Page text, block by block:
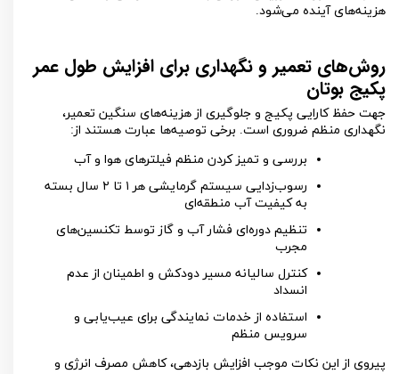
هزینه‌های آینده می‌شود.
روش‌های تعمیر و نگهداری برای افزایش طول عمر
پکیج بوتان
جهت حفظ کارایی پکیج و جلوگیری از هزینه‌های سنگین تعمیر،
نگهداری منظم ضروری است. برخی توصیه‌ها عبارت هستند از:
بررسی و تمیز کردن منظم فیلترهای هوا و آب
رسوب‌زدایی سیستم گرمایشی هر ۱ تا ۲ سال بسته
به کیفیت آب منطقه‌ای
تنظیم دوره‌ای فشار آب و گاز توسط تکنسین‌های
مجرب
کنترل سالیانه مسیر دودکش و اطمینان از عدم
انسداد
استفاده از خدمات نمایندگی برای عیب‌یابی و
سرویس منظم
پیروی از این نکات موجب افزایش بازدهی، کاهش مصرف انرژی و